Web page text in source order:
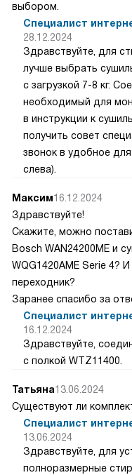
выбором.
Специалист
28.12.2024
Здравствуйте, для
лучше выбрать
с загрузкой 7-8 кг.
необходимый для
в инструкции к
получить совет
звонок в удобное
слева).
Максим16.12.2024
Здравствуйте!
Скажите, можно
Bosch WAN24200ME и
WQG1420AME Serie 4?
переходник?
Заранее спасибо за
Специалист
16.12.2024
Здравствуйте,
с полкой WTZ11400.
Татьяна13.06.2024
Существуют ли
Специалист
13.06.2024
Здравствуйте, для
полноразмерные